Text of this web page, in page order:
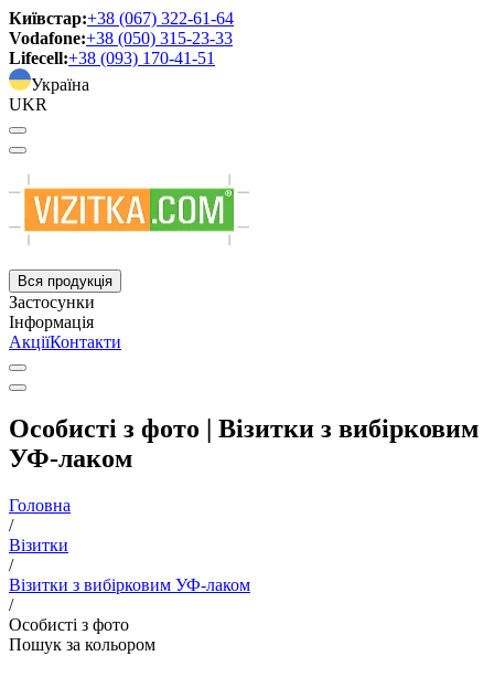
Київстар:+38 (067) 322-61-64
Vodafone:+38 (050) 315-23-33
Lifecell:+38 (093) 170-41-51
Україна
UKR
Вся продукція
Застосунки
Інформація
АкціїКонтакти
Особисті з фото | Візитки з вибірковим
УФ-лаком
Головна
/
Візитки
/
Візитки з вибірковим УФ-лаком
/
Особисті з фото
Пошук за кольором